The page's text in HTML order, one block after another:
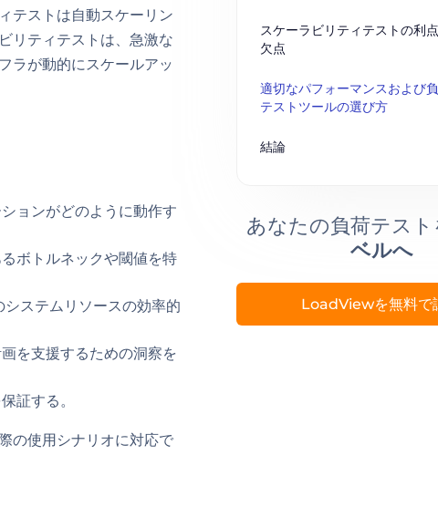
テストは自動スケーリン
リティテストは、急激な
ラが動的にスケールアッ
ョンがどのように動作す
ボトルネックや閾値を特
ステムリソースの効率的
を支援するための洞察を
証する。
の使用シナリオに対応で
スケーラビリティテストの利
欠点
適切なパフォーマンスおよび
テストツールの選び方
結論
あなたの負荷テスト
ベルへ
LoadViewを無料で